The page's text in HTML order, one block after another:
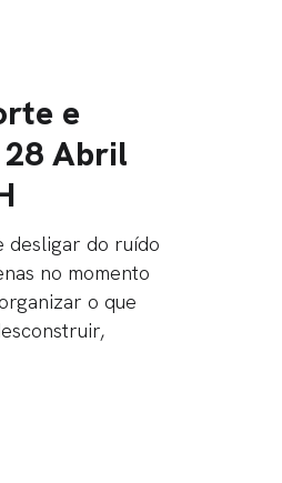
e
28 Abril
desligar do ruído
no momento
o que